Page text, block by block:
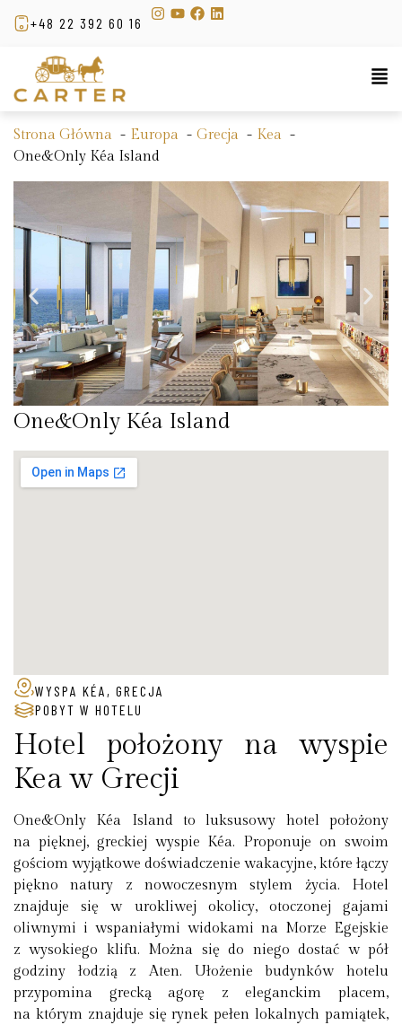
+48 22 392 60 16
Strona Główna Europa Grecja
Kea
One&Only Kéa Island
One&Only Kéa Island
WYSPA KÉA, GRECJA
POBYT W HOTELU
Hotel położony na wyspie
Kea w Grecji
One&Only Kéa Island to luksusowy hotel położony
na pięknej, greckiej wyspie Kéa. Proponuje on swoim
gościom wyjątkowe doświadczenie wakacyjne, które łączy
piękno natury z nowoczesnym stylem życia. Hotel
znajduje się w urokliwej okolicy, otoczonej gajami
oliwnymi i wspaniałymi widokami na Morze Egejskie
z wysokiego klifu. Można się do niego dostać w pół
godziny łodzią z Aten. Ułożenie budynków hotelu
przypomina grecką agorę z eleganckim placem,
na którym znajduje się rynek pełen lokalnych pamiątek,